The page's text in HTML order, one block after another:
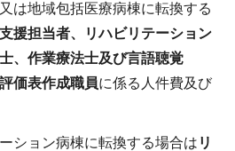
は地域包括医療病棟に転換する
援担当者、リハビリテーション
、作業療法士及び言語聴覚
価表作成職員に係る人件費及び
ション病棟に転換する場合は リ